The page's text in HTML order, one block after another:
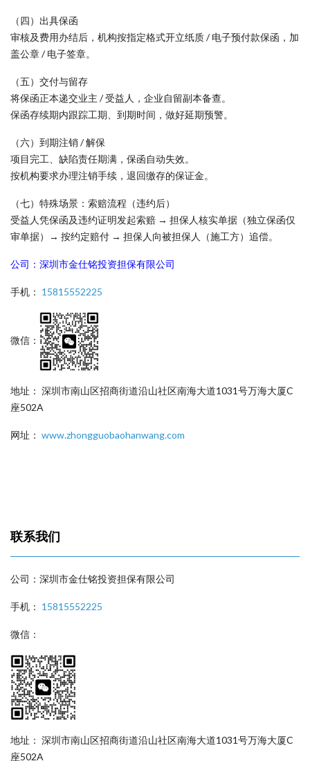
（四）出具保函
审核及费用办结后，机构按指定格式开立纸质 / 电子预付款保函，加
盖公章 / 电子签章。
（五）交付与留存
将保函正本递交业主 / 受益人，企业自留副本备查。
保函存续期内跟踪工期、到期时间，做好延期预警。
（六）到期注销 / 解保
项目完工、缺陷责任期满，保函自动失效。
按机构要求办理注销手续，退回缴存的保证金。
（七）特殊场景：索赔流程（违约后）
受益人凭保函及违约证明发起索赔 → 担保人核实单据（独立保函仅
审单据）→ 按约定赔付 → 担保人向被担保人（施工方）追偿。
公司：深圳市金仕铭投资担保有限公司
手机： 15815552225
微信：
地址： 深圳市南山区招商街道沿山社区南海大道1031号万海大厦C
座502A
网址： www.zhongguobaohanwang.com
联系我们
公司：深圳市金仕铭投资担保有限公司
手机： 15815552225
微信：
地址： 深圳市南山区招商街道沿山社区南海大道1031号万海大厦C
座502A